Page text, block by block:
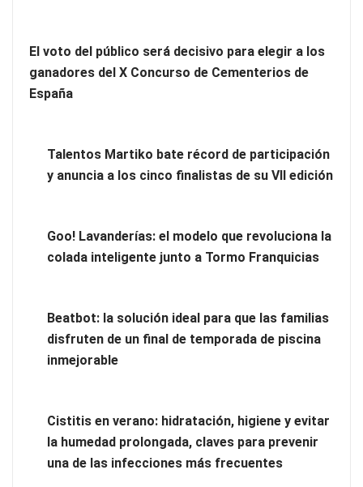
El voto del público será decisivo para elegir a los
ganadores del X Concurso de Cementerios de
España
Talentos Martiko bate récord de participación
y anuncia a los cinco finalistas de su VII edición
Goo! Lavanderías: el modelo que revoluciona la
colada inteligente junto a Tormo Franquicias
Beatbot: la solución ideal para que las familias
disfruten de un final de temporada de piscina
inmejorable
Cistitis en verano: hidratación, higiene y evitar
la humedad prolongada, claves para prevenir
una de las infecciones más frecuentes